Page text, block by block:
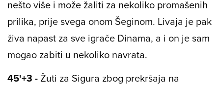
nešto više i može žaliti za nekoliko promašenih
prilika, prije svega onom Šeginom. Livaja je pak
živa napast za sve igrače Dinama, a i on je sam
mogao zabiti u nekoliko navrata.
45'+3 - Žuti za Sigura zbog prekršaja na